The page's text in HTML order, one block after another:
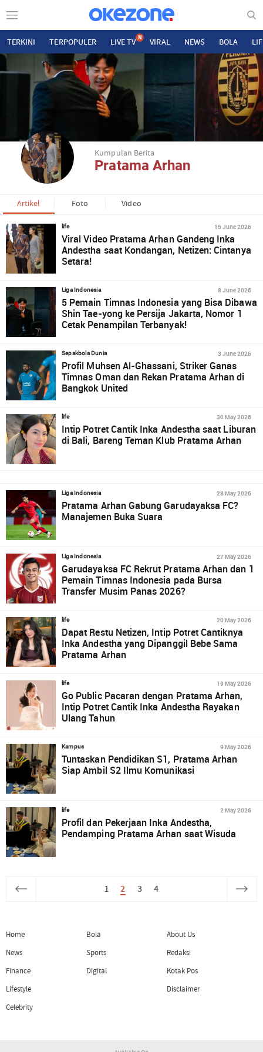
TERKINI TERPOPULER LIVE TV N VIRAL NEWS BOLA
Kumpulan Berita
Pratama Arhan
Artikel Foto Video
life 15 June 2026
Viral Video Pratama Arhan Gandeng Inka
Andestha saat Kondangan, Netizen: Cintanya
Setara!
Liga Indonesia 8 June 2026
5 Pemain Timnas Indonesia yang Bisa Dibawa
Shin Tae-yong ke Persija Jakarta, Nomor 1
Cetak Penampilan Terbanyak!
Sepakbola Dunia 3 June 2026
Profil Muhsen Al-Ghassani, Striker Ganas
Timnas Oman dan Rekan Pratama Arhan di
Bangkok United
life 30 May 2026
Intip Potret Cantik Inka Andestha saat Liburan
di Bali, Bareng Teman Klub Pratama Arhan
Liga Indonesia 28 May 2026
Pratama Arhan Gabung Garudayaksa FC?
Manajemen Buka Suara
Liga Indonesia 27 May 2026
Garudayaksa FC Rekrut Pratama Arhan dan 1
Pemain Timnas Indonesia pada Bursa
Transfer Musim Panas 2026?
life 20 May 2026
Dapat Restu Netizen, Intip Potret Cantiknya
Inka Andestha yang Dipanggil Bebe Sama
Pratama Arhan
life 19 May 2026
Go Public Pacaran dengan Pratama Arhan,
Intip Potret Cantik Inka Andestha Rayakan
Ulang Tahun
Kampus 9 May 2026
Tuntaskan Pendidikan S1, Pratama Arhan
Siap Ambil S2 Ilmu Komunikasi
life 2 May 2026
Profil dan Pekerjaan Inka Andestha,
Pendamping Pratama Arhan saat Wisuda
1 2 3 4
Home
News
Finance
Lifestyle
Celebrity
Bola
Sports
Digital
About Us
Redaksi
Kotak Pos
Disclaimer